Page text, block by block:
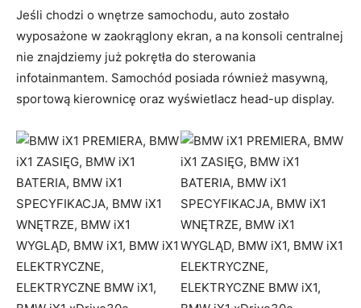
Jeśli chodzi o wnętrze samochodu, auto zostało
wyposażone w zaokrąglony ekran, a na konsoli centralnej
nie znajdziemy już pokrętła do sterowania
infotainmantem. Samochód posiada również masywną,
sportową kierownicę oraz wyświetlacz head-up display.